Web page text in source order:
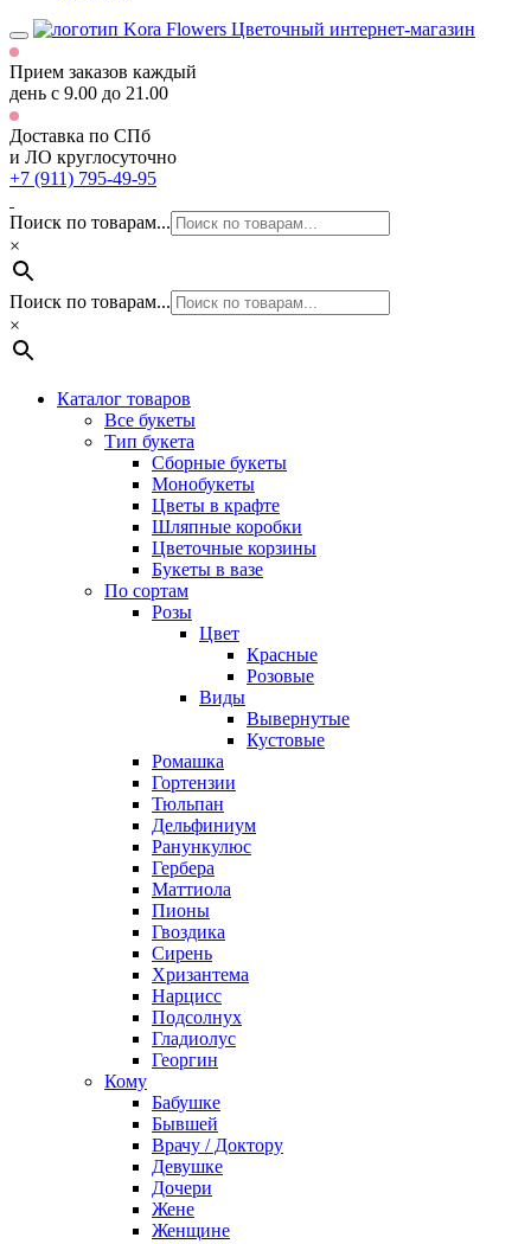
Цветочный интернет-магазин
Прием заказов каждый
день с 9.00 до 21.00
Доставка по СПб
и ЛО круглосуточно
+7 (911) 795-49-95
Поиск по товарам...
×
Поиск по товарам...
×
Каталог товаров
Все букеты
Тип букета
Сборные букеты
Монобукеты
Цветы в крафте
Шляпные коробки
Цветочные корзины
Букеты в вазе
По сортам
Розы
Цвет
Красные
Розовые
Виды
Вывернутые
Кустовые
Ромашка
Гортензии
Тюльпан
Дельфиниум
Ранункулюс
Гербера
Маттиола
Пионы
Гвоздика
Сирень
Хризантема
Нарцисс
Подсолнух
Гладиолус
Георгин
Кому
Бабушке
Бывшей
Врачу / Доктору
Девушке
Дочери
Жене
Женщине